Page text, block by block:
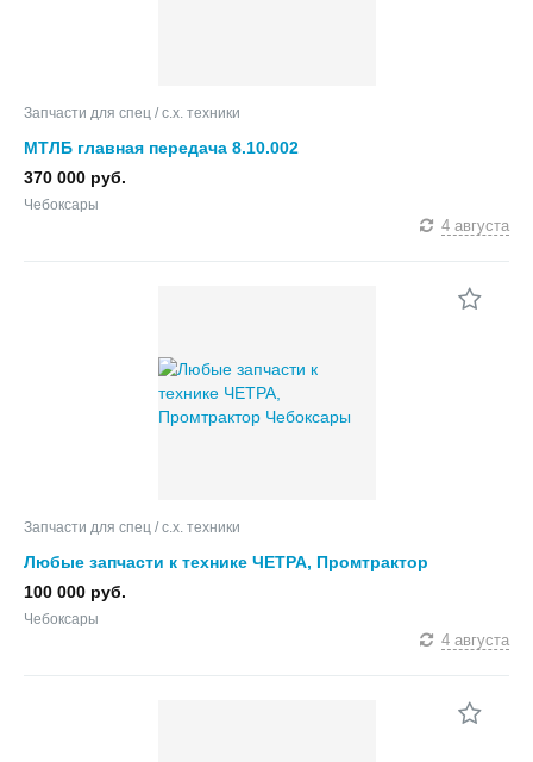
Запчасти для спец / с.х. техники
МТЛБ главная передача 8.10.002
370 000 руб.
Чебоксары
4 августа
Запчасти для спец / с.х. техники
Любые запчасти к технике ЧЕТРА, Промтрактор
100 000 руб.
Чебоксары
4 августа